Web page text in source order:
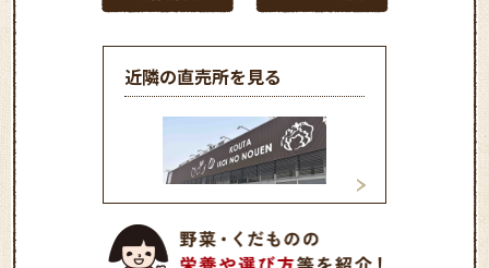
近隣の直売所を見る
幸田憩の農園